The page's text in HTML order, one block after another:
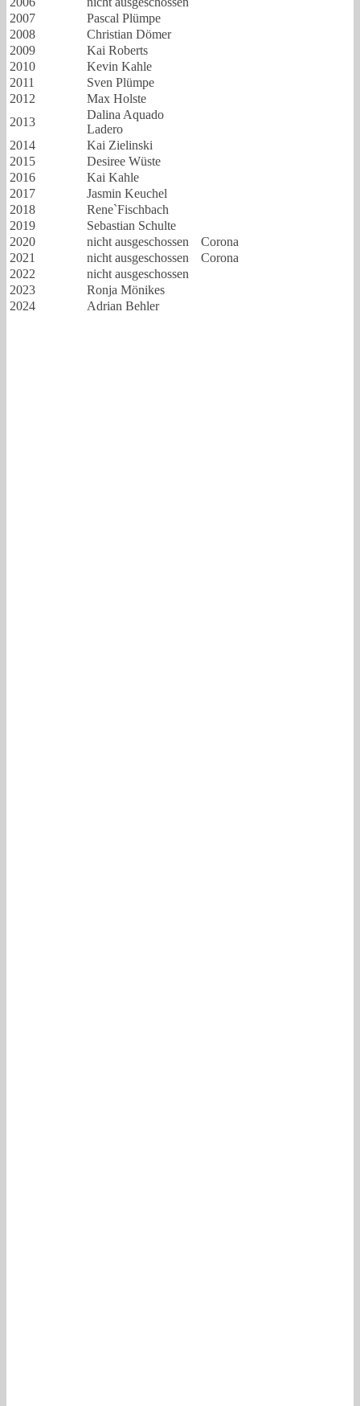
2007
Pascal Plümpe
2008
Christian Dömer
2009
Kai Roberts
2010
Kevin Kahle
2011
Sven Plümpe
2012
Max Holste
2013
Dalina Aquado
Ladero
2014
Kai Zielinski
2015
Desiree Wüste
2016
Kai Kahle
2017
Jasmin Keuchel
2018
Rene`Fischbach
2019
Sebastian Schulte
2020
nicht ausgeschossen
Corona
2021
nicht ausgeschossen
Corona
2022
nicht ausgeschossen
2023
Ronja Mönikes
2024
Adrian Behler